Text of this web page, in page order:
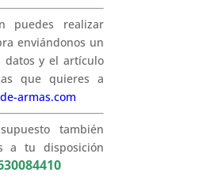
puedes realizar
enviándonos un
datos y el artículo
que quieres a
armas.com
también
a tu disposición